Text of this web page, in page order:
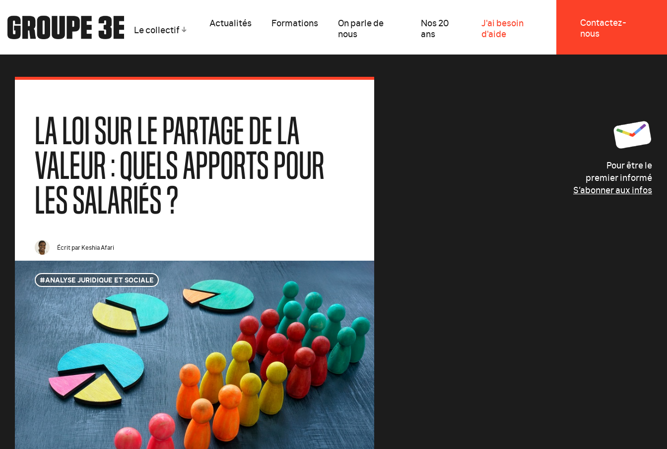
Contactez-
nous
Le collectif
Actualités Formations
On parle de
nous
Nos 20
ans
J'ai besoin
d'aide
LA LOI SUR LE PARTAGE DE LA
VALEUR : QUELS APPORTS POUR
LES SALARIÉS ?
Écrit parKeshia Afari
ANALYSE JURIDIQUE ET SOCIALE
Pour être le
premier informé
S’abonner aux infos